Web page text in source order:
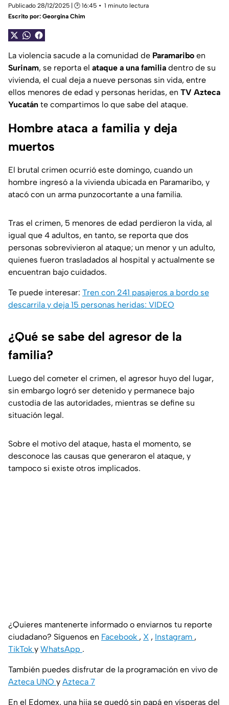
Publicado 28/12/2025 | 🕑 16:45
1 minuto lectura
Escrito por: Georgina Chim
La violencia sacude a la comunidad de Paramaribo en
Surinam, se reporta el ataque a una familia dentro de su
vivienda, el cual deja a nueve personas sin vida, entre
ellos menores de edad y personas heridas, en TV Azteca
Yucatán te compartimos lo que sabe del ataque.
Hombre ataca a familia y deja
muertos
El brutal crimen ocurrió este domingo, cuando un
hombre ingresó a la vivienda ubicada en Paramaribo, y
atacó con un arma punzocortante a una familia.
Tras el crimen, 5 menores de edad perdieron la vida, al
igual que 4 adultos, en tanto, se reporta que dos
personas sobrevivieron al ataque; un menor y un adulto,
quienes fueron trasladados al hospital y actualmente se
encuentran bajo cuidados.
Te puede interesar: Tren con 241 pasajeros a bordo se
descarrila y deja 15 personas heridas: VIDEO
¿Qué se sabe del agresor de la
familia?
Luego del cometer el crimen, el agresor huyo del lugar,
sin embargo logró ser detenido y permanece bajo
custodia de las autoridades, mientras se define su
situación legal.
Sobre el motivo del ataque, hasta el momento, se
desconoce las causas que generaron el ataque, y
tampoco si existe otros implicados.
¿Quieres mantenerte informado o enviarnos tu reporte
ciudadano? Síguenos en Facebook , X , Instagram ,
TikTok y WhatsApp .
También puedes disfrutar de la programación en vivo de
Azteca UNO y Azteca 7
En el Edomex, una hija se quedó sin papá en vísperas del